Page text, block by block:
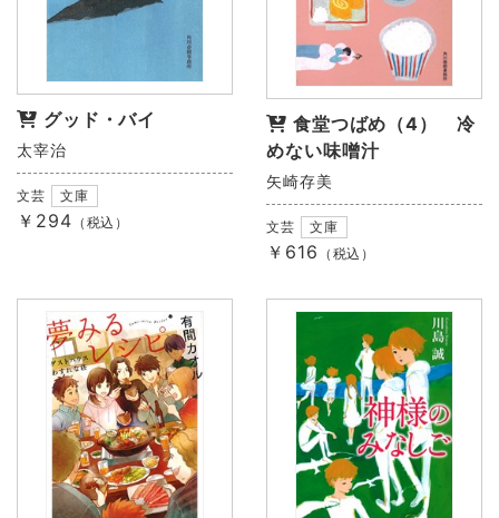
グッド・バイ
太宰治
文芸 文庫
￥294 （税込）
食堂つばめ（4） 冷
めない味噌汁
矢崎存美
文芸 文庫
￥616 （税込）